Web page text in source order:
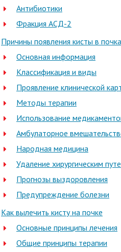
Антибиотики
Фракция АСД-2
Причины появления кисты в
Основная информация
Классификация и виды
Проявление клинической
Методы терапии
Использование
Амбулаторное
Народная медицина
Удаление хирургическим
Прогнозы выздоровления
Предупреждение болезни
Как вылечить кисту на почке
Основные принципы лечения
Общие принципы терапии